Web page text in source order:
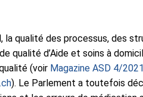
la qualité des processus,
qualité d’Aide et soins à
(voir Magazine ASD 4/2021
). Le Parlement a toutefois